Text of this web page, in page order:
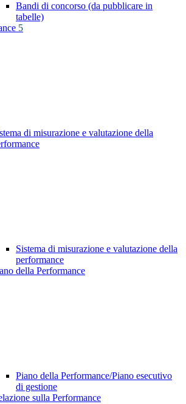
Bandi di concorso (da pubblicare in
tabelle)
5
di misurazione e valutazione della
Sistema di misurazione e valutazione della
performance
della Performance
Piano della Performance/Piano esecutivo
di gestione
sulla Performance